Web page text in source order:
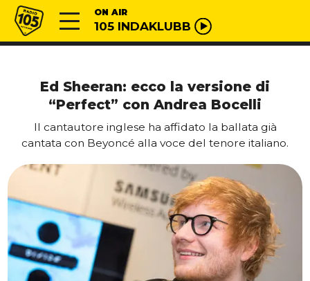
Vai al contenuto
Radio 105 ON AIR
105 INDAKLUBB
Ed Sheeran: ecco la versione di
“Perfect” con Andrea Bocelli
Il cantautore inglese ha affidato la ballata già
cantata con Beyoncé alla voce del tenore italiano.